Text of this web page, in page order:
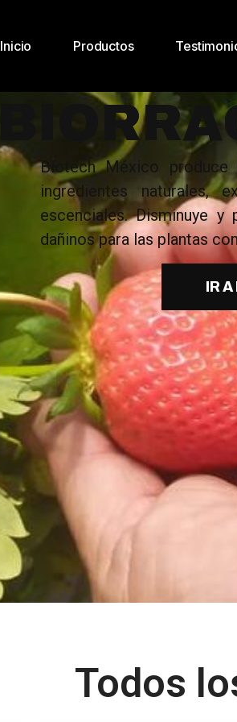
Inicio Productos
Biotech México
ingredientes naturales,
escenciales. Disminuye
dañinos para las plantas
IR
Todos